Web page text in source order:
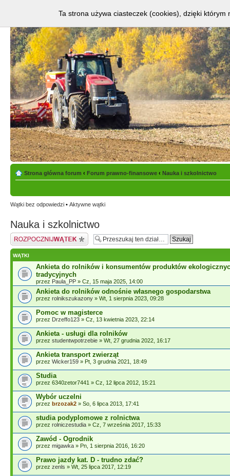
Strona główna forum ‹ Forum prawno-finansowe ‹ Nauka i szkolnictwo
Wątki bez odpowiedzi • Aktywne wątki
Nauka i szkolnictwo
Napisz wątek
WĄTKI
Ankieta do rolników i konsumentów produktów
tradycyjnych
przez Paula_PP » Cz, 15 maja 2025, 14:00
Ankieta do rolników odnośnie własnego gospodarstwa
przez rolnikszukazony » Wt, 1 sierpnia 2023, 09:28
Pomoc w magisterce
przez Drzeffo123 » Cz, 13 kwietnia 2023, 22:14
Ankieta - usługi dla rolników
przez studentwpotrzebie » Wt, 27 grudnia 2022, 16:17
Ankieta transport zwierząt
przez Wicker159 » Pt, 3 grudnia 2021, 18:49
Studia
przez 6340zetor7441 » Cz, 12 lipca 2012, 15:21
Wybór uczelni
przez brzozak2 » So, 6 lipca 2013, 17:41
studia podyplomowe z rolnictwa
przez rolniczestudia » Cz, 7 września 2017, 15:33
Zawód - Ogrodnik
przez migawka » Pn, 1 sierpnia 2016, 16:20
Prawo jazdy kat. D - trudno zdać?
przez zenls » Wt, 25 lipca 2017, 12:19
Ta strona używa ciasteczek (cookies), dzięki którym